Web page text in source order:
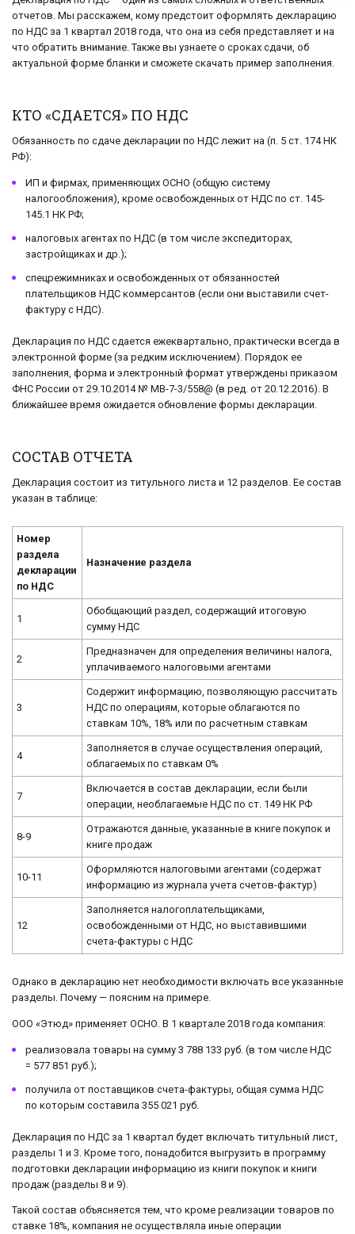
отчетов. Мы расскажем, кому предстоит оформлять декларацию
по НДС за 1 квартал 2018 года, что она из себя представляет и на
что обратить внимание. Также вы узнаете о сроках сдачи, об
актуальной форме бланки и сможете скачать пример заполнения.
КТО «СДАЕТСЯ» ПО НДС
Обязанность по сдаче декларации по НДС лежит на (п. 5 ст. 174 НК
РФ):
ИП и фирмах, применяющих ОСНО (общую систему
налогообложения), кроме освобожденных от НДС по ст. 145-
145.1 НК РФ;
налоговых агентах по НДС (в том числе экспедиторах,
застройщиках и др.);
спецрежимниках и освобожденных от обязанностей
плательщиков НДС коммерсантов (если они выставили счет-
фактуру с НДС).
Декларация по НДС сдается ежеквартально, практически всегда в
электронной форме (за редким исключением). Порядок ее
заполнения, форма и электронный формат утверждены приказом
ФНС России от 29.10.2014 № МВ-7-3/558@ (в ред. от 20.12.2016). В
ближайшее время ожидается обновление формы декларации.
СОСТАВ ОТЧЕТА
Декларация состоит из титульного листа и 12 разделов. Ее состав
указан в таблице:
Номер
раздела
декларации
по НДС
Назначение раздела
1
Обобщающий раздел, содержащий итоговую
сумму НДС
2
Предназначен для определения величины налога,
уплачиваемого налоговыми агентами
3
Содержит информацию, позволяющую рассчитать
НДС по операциям, которые облагаются по
ставкам 10%, 18% или по расчетным ставкам
4
Заполняется в случае осуществления операций,
облагаемых по ставкам 0%
7
Включается в состав декларации, если были
операции, необлагаемые НДС по ст. 149 НК РФ
8-9
Отражаются данные, указанные в книге покупок и
книге продаж
10-11
Оформляются налоговыми агентами (содержат
информацию из журнала учета счетов-фактур)
12
Заполняется налогоплательщиками,
освобожденными от НДС, но выставившими
счета-фактуры с НДС
Однако в декларацию нет необходимости включать все указанные
разделы. Почему — поясним на примере.
ООО «Этюд» применяет ОСНО. В 1 квартале 2018 года компания:
реализовала товары на сумму 3 788 133 руб. (в том числе НДС
= 577 851 руб.);
получила от поставщиков счета-фактуры, общая сумма НДС
по которым составила 355 021 руб.
Декларация по НДС за 1 квартал будет включать титульный лист,
разделы 1 и 3. Кроме того, понадобится выгрузить в программу
подготовки декларации информацию из книги покупок и книги
продаж (разделы 8 и 9).
Такой состав объясняется тем, что кроме реализации товаров по
ставке 18%, компания не осуществляла иные операции